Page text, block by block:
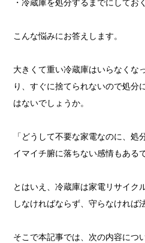
・冷蔵庫を処分するまでにしてお
こんな悩みにお答えします。
大きくて重い冷蔵庫はいらなくな
り、すぐに捨てられないので処分
はないでしょうか。
「どうして不要な家電なのに、
イマイチ腑に落ちない感情もある
とはいえ、冷蔵庫は家電リサイク
しなければならず、守らなければ
そこで本記事では、次の内容につ